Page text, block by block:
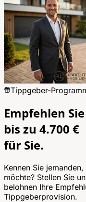
Tippgeber-
Empfehlen
bis zu 4.700 €
für Sie.
Kennen Sie
möchte? Stellen Sie
belohnen Ihre
Tippgeberprovision.